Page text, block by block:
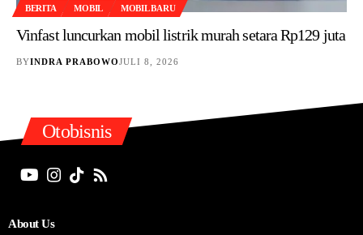
BERITA MOBIL MOBIL BARU
Vinfast luncurkan mobil listrik murah setara Rp129 juta
BYINDRA PRABOWOJULI 8, 2026
Otobisnis
About Us